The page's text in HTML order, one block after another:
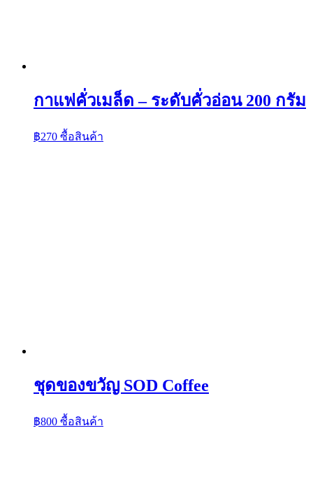
กาแฟคั่วเมล็ด – ระดับคั่วอ่อน 200 กรัม
฿270 ซื้อสินค้า
ชุดของขวัญ SOD Coffee
฿800 ซื้อสินค้า